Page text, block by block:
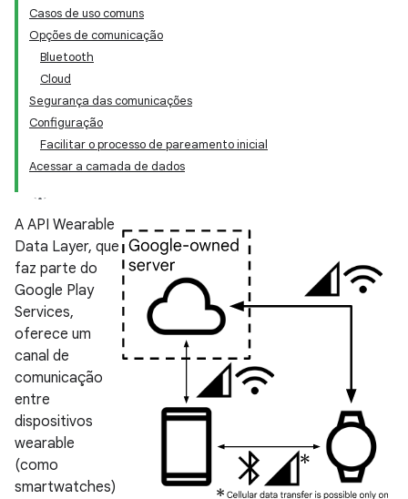
Casos de uso comuns
Opções de comunicação
Bluetooth
Cloud
Segurança das comunicações
Configuração
Facilitar o processo de pareamento inicial
Acessar a camada de dados
A API Wearable
Data Layer, que
faz parte do
Google Play
Services,
oferece um
canal de
comunicação
entre
dispositivos
wearable
(como
smartwatches)